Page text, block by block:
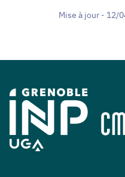
Mise à jour - 12/